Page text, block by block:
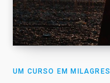
UM CURSO EM MILAGRES